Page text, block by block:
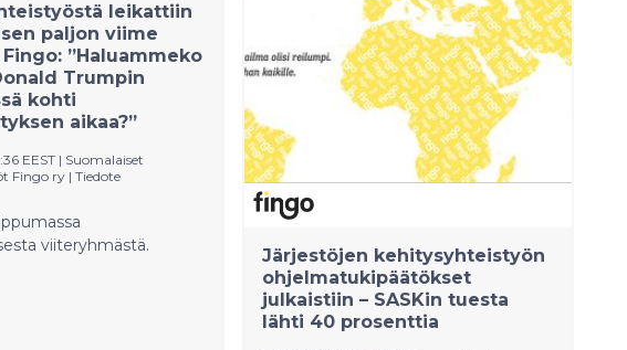
leikattiin
paljon viime
”Haluammeko
Trumpin
kohti
aikaa?”
EEST | Suomalaiset
Fingo ry | Tiedote
viiteryhmästä.
Järjestöjen kehitysyhteistyön
ohjelmatukipäätökset
julkaistiin – SASKin tuesta
lähti 40 prosenttia